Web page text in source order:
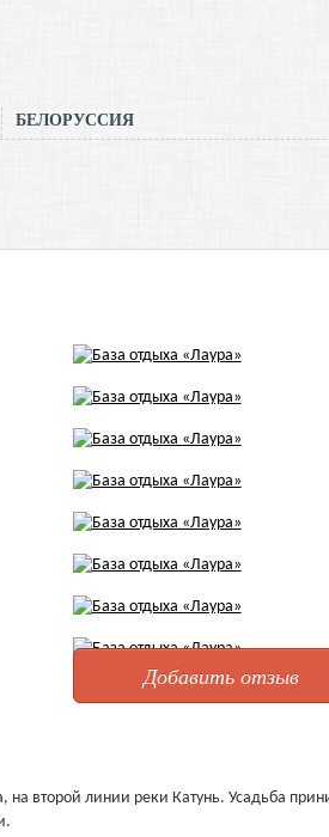
БЕЛОРУССИЯ
Добавить отзыв
на второй линии реки Катунь. Усадьба